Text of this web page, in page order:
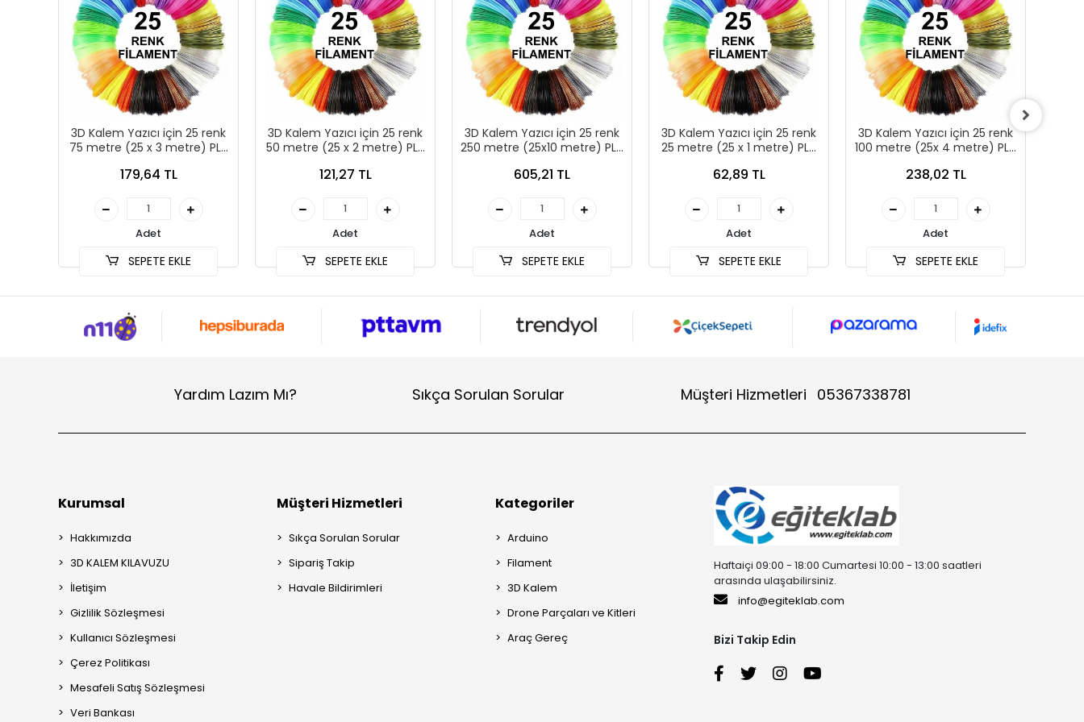
3D Kalem Yazıcı için 25 renk
75 metre (25 x 3 metre) PLA
179,64 TL
Adet
SEPETE EKLE
3D Kalem Yazıcı için 25 renk
50 metre (25 x 2 metre) PLA
121,27 TL
Adet
SEPETE EKLE
3D Kalem Yazıcı için 25 renk
250 metre (25x10 metre) PLA
605,21 TL
Adet
SEPETE EKLE
3D Kalem Yazıcı için 25 renk
25 metre (25 x 1 metre) PLA
62,89 TL
Adet
SEPETE EKLE
3D Kalem Yazıcı için 25 renk
100 metre (25x 4 metre) PLA
238,02 TL
Adet
SEPETE EKLE
Yardım Lazım Mı? Sıkça Sorulan Sorular Müşteri Hizmetleri 05367338781
Kurumsal
Hakkımızda
3D KALEM KILAVUZU
İletişim
Gizlilik Sözleşmesi
Kullanıcı Sözleşmesi
Çerez Politikası
Mesafeli Satış Sözleşmesi
Veri Bankası
Müşteri Hizmetleri
Sıkça Sorulan Sorular
Sipariş Takip
Havale Bildirimleri
Kategoriler
Arduino
Filament
3D Kalem
Drone Parçaları ve Kitleri
Araç Gereç
Haftaiçi 09:00 - 18:00 Cumartesi 10:00 - 13:00 saatleri
arasında ulaşabilirsiniz.
info@egiteklab.com
Bizi Takip Edin